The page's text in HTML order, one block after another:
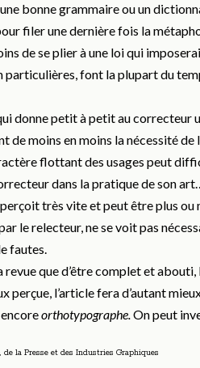
bonne grammaire ou un
filer une dernière fois la
de se plier à une loi qui
particulières, font la plupart du
donne petit à petit au correcteur
de moins en moins la nécessité
flottant des usages peut
dans la pratique de son
très vite et peut être plus ou
le relecteur, ne se voit pas
fautes.
revue que d’être complet et
perçue, l’article fera d’autant
orthotypographe.On peut
la Presse et des Industries Graphiques